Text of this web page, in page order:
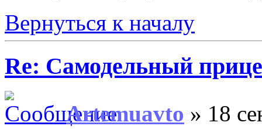
Вернуться к началу
Re: Самодельный
Artemuavto » 18